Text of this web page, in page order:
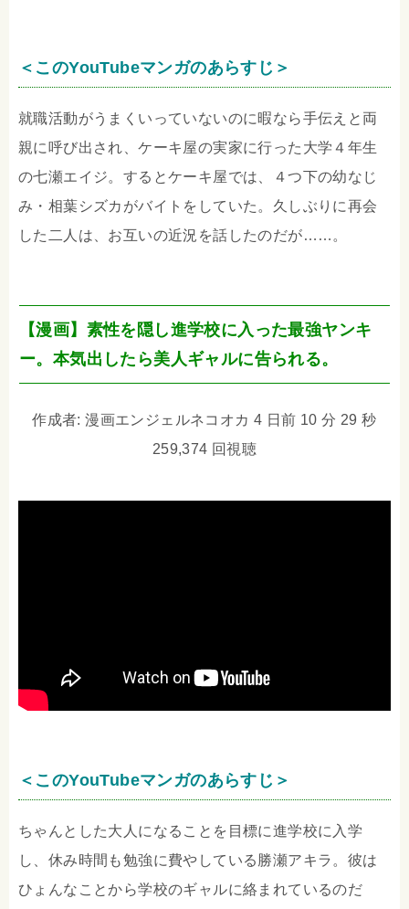
＜このYouTubeマンガのあらすじ＞
就職活動がうまくいっていないのに暇なら手伝えと両
親に呼び出され、ケーキ屋の実家に行った大学４年生
の七瀬エイジ。するとケーキ屋では、４つ下の幼なじ
み・相葉シズカがバイトをしていた。久しぶりに再会
した二人は、お互いの近況を話したのだが……。
【漫画】素性を隠し進学校に入った最強ヤンキ
ー。本気出したら美人ギャルに告られる。
作成者: 漫画エンジェルネコオカ 4 日前 10 分 29 秒
259,374 回視聴
＜このYouTubeマンガのあらすじ＞
ちゃんとした大人になることを目標に進学校に入学
し、休み時間も勉強に費やしている勝瀬アキラ。彼は
ひょんなことから学校のギャルに絡まれているのだ